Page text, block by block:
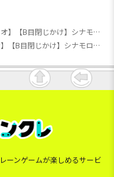
【サンリオ】【B目閉じかけ】シナモロール しょんぼりあめもようBIGぬいぐるみ
【サンリオ】【B目閉じかけ】シナモロール しょんぼりあめもようBIGぬいぐるみ
ーンゲームが楽しめるサービ